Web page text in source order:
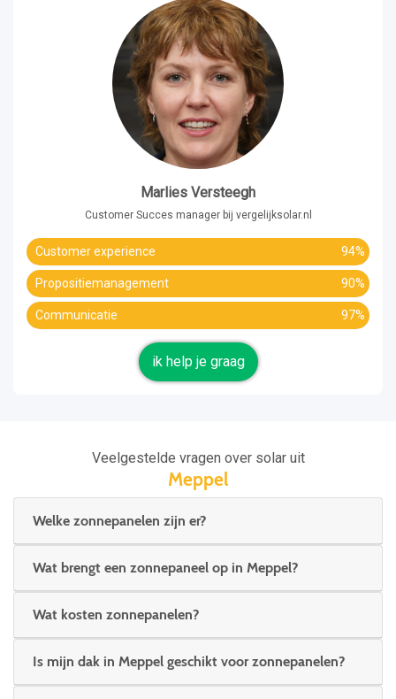
Marlies Versteegh
Customer Succes manager bij vergelijksolar.nl
Customer experience 94%
Propositiemanagement 90%
Communicatie 97%
ik help je graag
Veelgestelde vragen over solar uit
Meppel
Welke zonnepanelen zijn er?
Wat brengt een zonnepaneel op in Meppel?
Wat kosten zonnepanelen?
Is mijn dak in Meppel geschikt voor zonnepanelen?